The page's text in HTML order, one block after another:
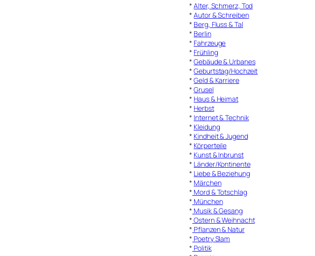
*Alter, Schmerz, Tod
*Autor & Schreiben
* Berg, Fluss & Tal
* Berlin
* Fahrzeuge
* Frühling
*Gebäude & Urbanes
*Geburtstag/Hochzeit
*Geld & Karriere
*Grusel
* Haus & Heimat
* Herbst
* Internet & Technik
* Kleidung
* Kindheit & Jugend
* Körperteile
* Kunst & Inbrunst
* Länder/Kontinente
* Liebe & Beziehung
* Märchen
* Mord & Totschlag
* München
* Musik & Gesang
* Ostern & Weihnacht
* Pflanzen & Natur
* Poetry Slam
* Politik